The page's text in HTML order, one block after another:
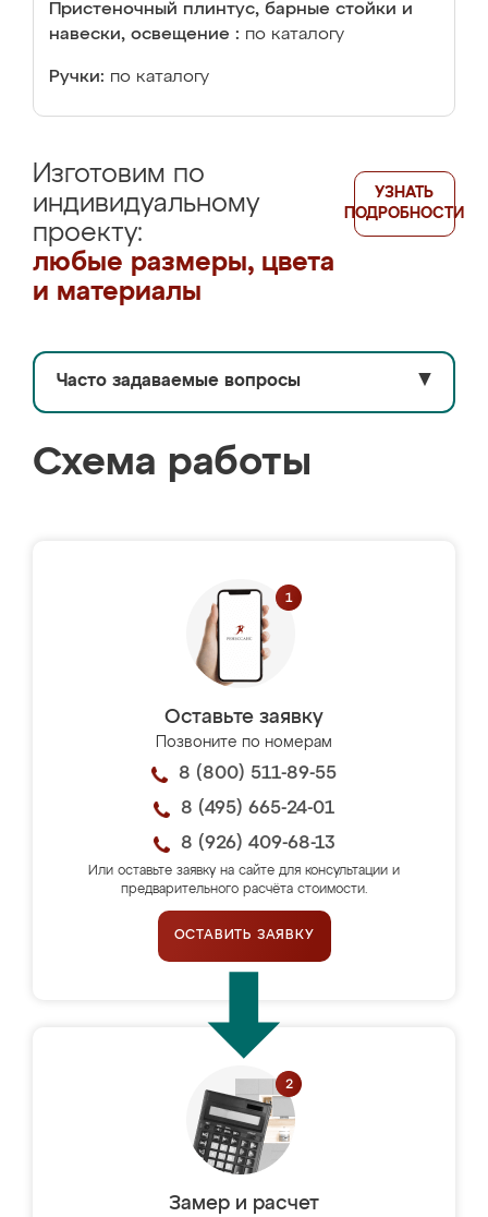
Пристеночный плинтус, барные стойки и
навески, освещение : по каталогу
Ручки: по каталогу
Изготовим по
индивидуальному
проекту:
любые размеры, цвета
и материалы
УЗНАТЬ
ПОДРОБНОСТИ
Часто задаваемые вопросы ▼
Схема работы
Оставьте заявку
Позвоните по номерам
8 (800) 511-89-55
8 (495) 665-24-01
8 (926) 409-68-13
Или оставьте заявку на сайте для консультации и
предварительного расчёта стоимости.
ОСТАВИТЬ ЗАЯВКУ
Замер и расчет